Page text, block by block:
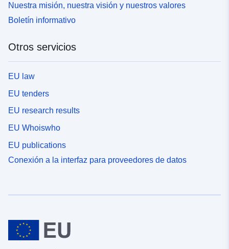
Nuestra misión, nuestra visión y nuestros valores
Boletín informativo
Otros servicios
EU law
EU tenders
EU research results
EU Whoiswho
EU publications
Conexión a la interfaz para proveedores de datos